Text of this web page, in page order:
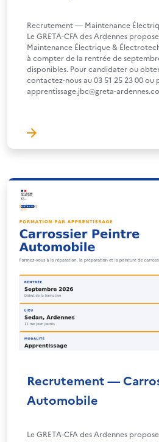
Recrutement — Maintenance
Le GRETA-CFA des Ardennes
Maintenance Électrique &
à compter de la rentrée de
disponibles. Pour candidater ou
contactez-nous au 03 51 25 23 00 ou
apprentissage.jbc@greta-
Recrutement —
Automobile
Le GRETA-CFA des Ardennes